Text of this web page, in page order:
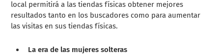
local permitirá a las tiendas físicas obtener mejores
resultados tanto en los buscadores como para aumentar
las visitas en sus tiendas físicas.
La era de las mujeres solteras